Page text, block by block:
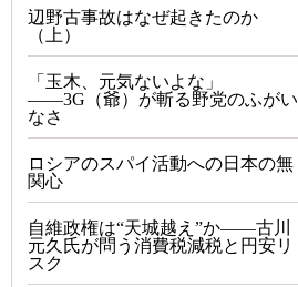
辺野古事故はなぜ起きたのか
（上）
「玉木、元気ないよな」
――3G（爺）が斬る野党のふがい
なさ
ロシアのスパイ活動への日本の無
関心
自維政権は“天城越え”か――古川
元久氏が問う消費税減税と円安リ
スク